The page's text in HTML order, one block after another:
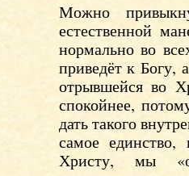
Можно
естественной
нормально во
приведёт к Богу,
отрывшейся во
спокойнее,
дать такого
самое
Христу, мы